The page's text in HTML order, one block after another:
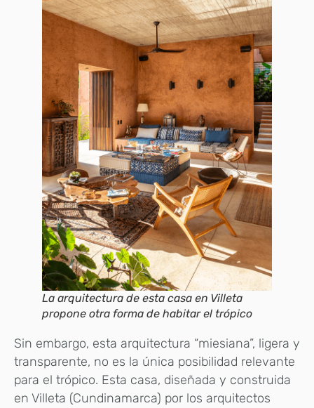
La arquitectura de esta casa en Villeta
propone otra forma de habitar el trópico
Sin embargo, esta arquitectura “miesiana”, ligera y
transparente, no es la única posibilidad relevante
para el trópico. Esta casa, diseñada y construida
en Villeta (Cundinamarca) por los arquitectos